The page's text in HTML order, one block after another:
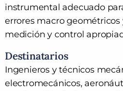
instrumental adecuado
errores macro geométricos
medición y control
Destinatarios
Ingenieros y técnicos
electromecánicos,